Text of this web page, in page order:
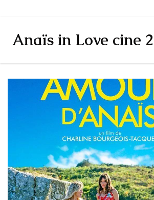
Anaïs in Love cine